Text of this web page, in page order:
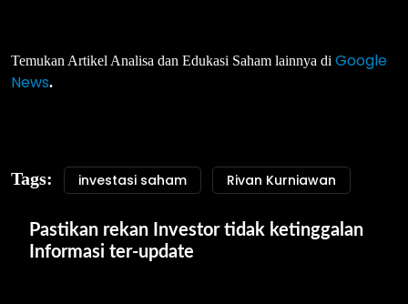
Temukan Artikel Analisa dan Edukasi Saham lainnya di Google
News.
Tags: investasi saham Rivan Kurniawan
Pastikan rekan Investor tidak ketinggalan
Informasi ter-update